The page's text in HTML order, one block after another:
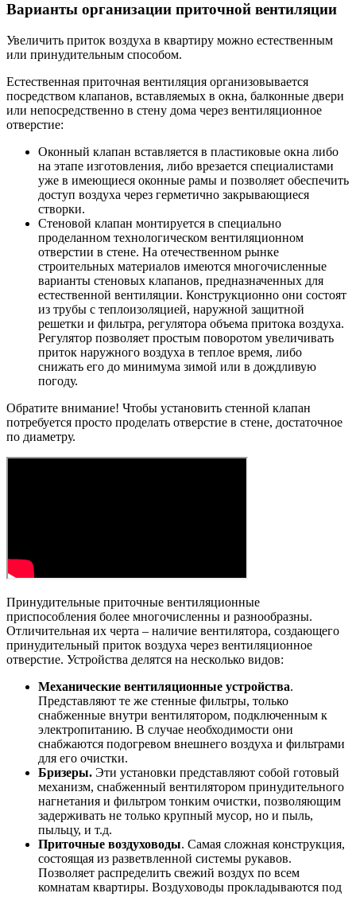
Варианты организации приточной вентиляции
Увеличить приток воздуха в квартиру можно естественным
или принудительным способом.
Естественная приточная вентиляция организовывается
посредством клапанов, вставляемых в окна, балконные двери
или непосредственно в стену дома через вентиляционное
отверстие:
Оконный клапан вставляется в пластиковые окна либо
на этапе изготовления, либо врезается специалистами
уже в имеющиеся оконные рамы и позволяет обеспечить
доступ воздуха через герметично закрывающиеся
створки.
Стеновой клапан монтируется в специально
проделанном технологическом вентиляционном
отверстии в стене. На отечественном рынке
строительных материалов имеются многочисленные
варианты стеновых клапанов, предназначенных для
естественной вентиляции. Конструкционно они состоят
из трубы с теплоизоляцией, наружной защитной
решетки и фильтра, регулятора объема притока воздуха.
Регулятор позволяет простым поворотом увеличивать
приток наружного воздуха в теплое время, либо
снижать его до минимума зимой или в дождливую
погоду.
Обратите внимание! Чтобы установить стенной клапан
потребуется просто проделать отверстие в стене, достаточное
по диаметру.
Принудительные приточные вентиляционные
приспособления более многочисленны и разнообразны.
Отличительная их черта – наличие вентилятора, создающего
принудительный приток воздуха через вентиляционное
отверстие. Устройства делятся на несколько видов:
Механические вентиляционные устройства.
Представляют те же стенные фильтры, только
снабженные внутри вентилятором, подключенным к
электропитанию. В случае необходимости они
снабжаются подогревом внешнего воздуха и фильтрами
для его очистки.
Бризеры. Эти установки представляют собой готовый
механизм, снабженный вентилятором принудительного
нагнетания и фильтром тонким очистки, позволяющим
задерживать не только крупный мусор, но и пыль,
пыльцу, и т.д.
Приточные воздуховоды. Самая сложная конструкция,
состоящая из разветвленной системы рукавов.
Позволяет распределить свежий воздух по всем
комнатам квартиры. Воздуховоды прокладываются под